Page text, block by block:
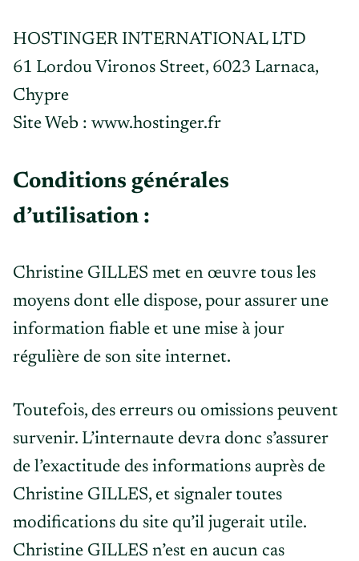
HOSTINGER INTERNATIONAL LTD
61 Lordou Vironos Street, 6023 Larnaca,
Chypre
Site Web : www.hostinger.fr
Conditions générales
d’utilisation :
Christine GILLES met en œuvre tous les
moyens dont elle dispose, pour assurer une
information fiable et une mise à jour
régulière de son site internet.
Toutefois, des erreurs ou omissions peuvent
survenir. L’internaute devra donc s’assurer
de l’exactitude des informations auprès de
Christine GILLES, et signaler toutes
modifications du site qu’il jugerait utile.
Christine GILLES n’est en aucun cas